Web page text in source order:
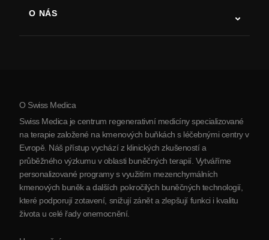
Parkinsonova choroba
Artritida
O NÁS
O Srbsku
Partnerství
Kontaktujte nás
O Swiss Medica
Swiss Medica je centrum regenerativní medicíny specializované
na terapie založené na kmenových buňkách s léčebnými centry v
Evropě. Náš přístup vychází z klinických zkušeností a
průběžného výzkumu v oblasti buněčných terapií. Vytváříme
personalizované programy s využitím mezenchymálních
kmenových buněk a dalších pokročilých buněčných technologií,
které podporují zotavení, snižují zánět a zlepšují funkci i kvalitu
života u celé řady onemocnění.